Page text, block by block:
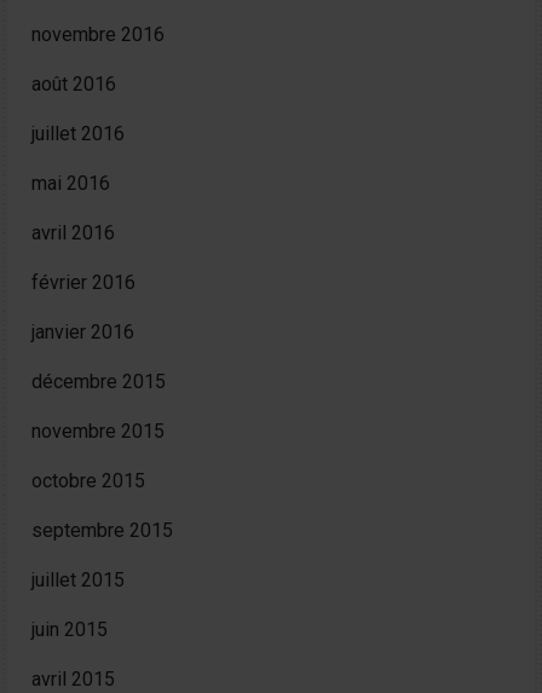
novembre 2016
août 2016
juillet 2016
mai 2016
avril 2016
février 2016
janvier 2016
décembre 2015
novembre 2015
octobre 2015
septembre 2015
juillet 2015
juin 2015
avril 2015